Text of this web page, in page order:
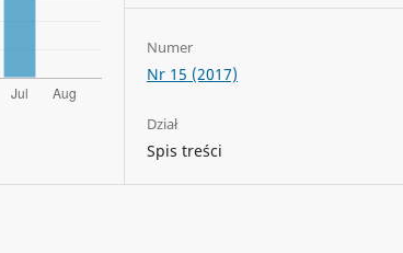
Numer
Nr 15 (2017)
Dział
Spis treści